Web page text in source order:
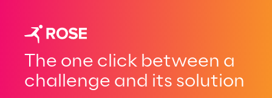
The one click between a
challenge and its solution